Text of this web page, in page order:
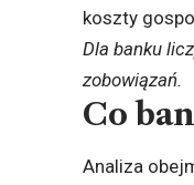
koszty
Dla banku
zobowiązań.
Co
Analiza